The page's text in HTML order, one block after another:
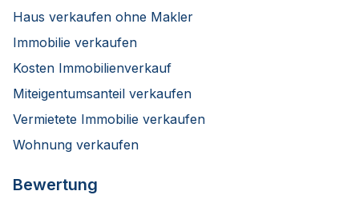
Haus verkaufen ohne Makler
Immobilie verkaufen
Kosten Immobilienverkauf
Miteigentumsanteil verkaufen
Vermietete Immobilie verkaufen
Wohnung verkaufen
Bewertung